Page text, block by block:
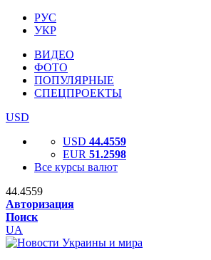
РУС
УКР
ВИДЕО
ФОТО
ПОПУЛЯРНЫЕ
СПЕЦПРОЕКТЫ
USD
USD 44.4559
EUR 51.2598
Все курсы валют
44.4559
Авторизация
Поиск
UA